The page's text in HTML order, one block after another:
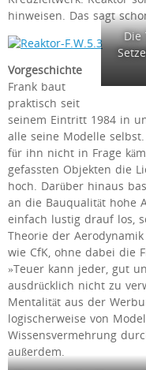
hinweisen. Das sagt
Die
Vorgeschichte
Frank baut
praktisch seit
seinem Eintritt 1984 in
alle seine Modelle
für ihn nicht in Frage
gefassten Objekten die
hoch. Darüber hinaus
an die Bauqualität hohe
einfach lustig drauf los,
Theorie der
wie CfK, ohne dabei die
»Teuer kann jeder, gut
ausdrücklich nicht zu
Mentalität aus der
logischerweise von
Wissensvermehrung
außerdem.